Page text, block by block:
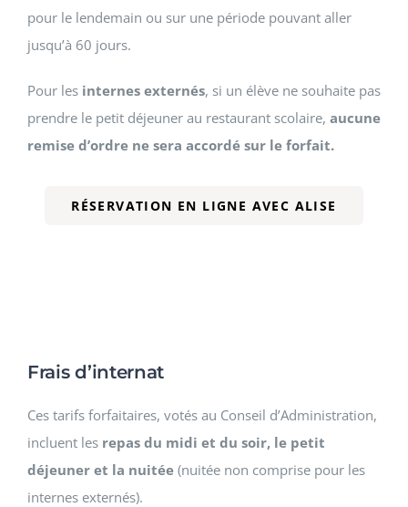
pour le lendemain ou sur une période pouvant aller
jusqu’à 60 jours.
Pour les internes externés, si un élève ne souhaite pas
prendre le petit déjeuner au restaurant scolaire, aucune
remise d’ordre ne sera accordé sur le forfait.
RÉSERVATION EN LIGNE AVEC ALISE
Frais d’internat
Ces tarifs forfaitaires, votés au Conseil d’Administration,
incluent les repas du midi et du soir, le petit
déjeuner et la nuitée (nuitée non comprise pour les
internes externés).